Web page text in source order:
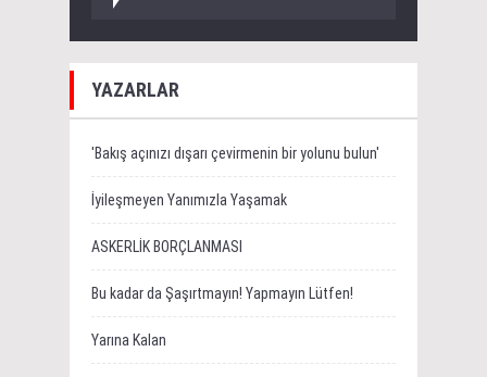
YAZARLAR
'Bakış açınızı dışarı çevirmenin bir yolunu bulun'
İyileşmeyen Yanımızla Yaşamak
ASKERLİK BORÇLANMASI
Bu kadar da Şaşırtmayın! Yapmayın Lütfen!
Yarına Kalan